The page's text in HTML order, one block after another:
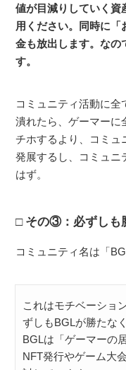
値が目減りしていく資
用ください。同時に
金も放出します。なの
す。
コミュニティ活動に
潰れたら、ゲーマーに
チホするより、コミュ
発展するし、コミュニ
はず。
その③：必ずしも
コミュニティ名は「
これはモチベーショ
ずしもBGLが勝たな
BGLは「ゲーマーの
NFT発行やゲーム大